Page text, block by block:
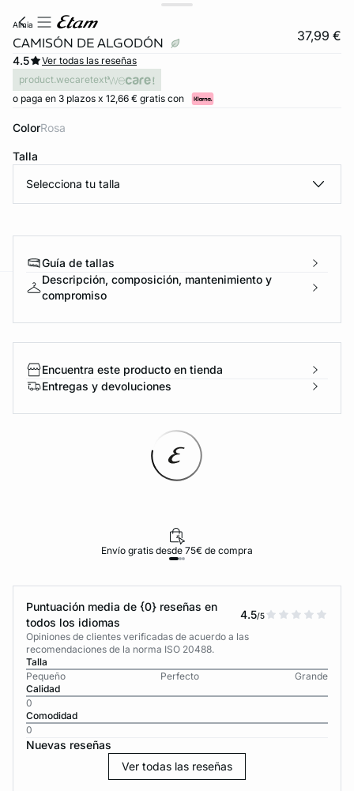
almia
CAMISÓN DE ALGODÓN 37,99 €
4.5
Ver todas las reseñas
product.wecaretext
o paga en 3 plazos x 12,66 € gratis con
Color rosa
Talla
Selecciona tu talla
Guía de tallas
Descripción, composición, mantenimiento y
compromiso
Encuentra este producto en tienda
Entregas y devoluciones
Envío gratis desde 75€ de compra
Puntuación media de {0} reseñas en
todos los idiomas
4.5/5
Opiniones de clientes verificadas de acuerdo a las
recomendaciones de la norma ISO 20488.
Talla
Pequeño
Perfecto
Grande
Calidad
0
Comodidad
0
Nuevas reseñas
Ver todas las reseñas